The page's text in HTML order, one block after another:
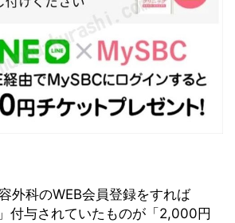
外科のWEB会員登録をすれば
付与されていたものが「2,000円